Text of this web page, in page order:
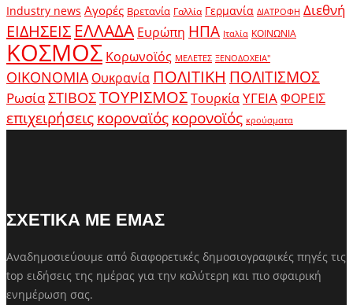
Industry news Αγορές Βρετανία Γαλλία Γερμανία ΔΙΑΤΡΟΦΗ Διεθνή
ΕΙΔΗΣΕΙΣ ΕΛΛΑΔΑ Ευρώπη ΗΠΑ Ιταλία ΚΟΙΝΩΝΙΑ
ΚΟΣΜΟΣ Κορωνοϊός ΜΕΛΕΤΕΣ ΞΕΝΟΔΟΧΕΙΑ"
ΟΙΚΟΝΟΜΙΑ Ουκρανία ΠΟΛΙΤΙΚΗ ΠΟΛΙΤΙΣΜΟΣ
ΡωσίαΣΤΙΒΟΣΤΟΥΡΙΣΜΟΣΤουρκίαΥΓΕΙΑΦΟΡΕΙΣ
επιχειρήσειςκοροναϊόςκορονοϊός κρούσματα
ΣΧΕΤΙΚΑ ΜΕ ΕΜΑΣ
Αναδημοσιεύουμε από διαφορετικές δημοσιογραφικές πηγές τις
top ειδήσεις της ημέρας για την καλύτερη και πιο σφαιρική
ενημέρωση σας.